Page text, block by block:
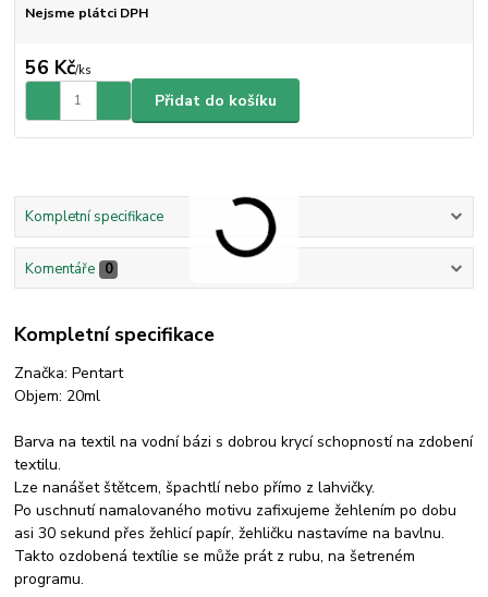
Nejsme plátci DPH
56 Kč/ks
Přidat do košíku
Kompletní specifikace
Komentáře 0
Kompletní specifikace
Značka: Pentart
Objem: 20ml
Barva na textil na vodní bázi s dobrou krycí schopností na zdobení
textilu.
Lze nanášet štětcem, špachtlí nebo přímo z lahvičky.
Po uschnutí namalovaného motivu zafixujeme žehlením po dobu
asi 30 sekund přes žehlicí papír, žehličku nastavíme na bavlnu.
Takto ozdobená textílie se může prát z rubu, na šetreném
programu.